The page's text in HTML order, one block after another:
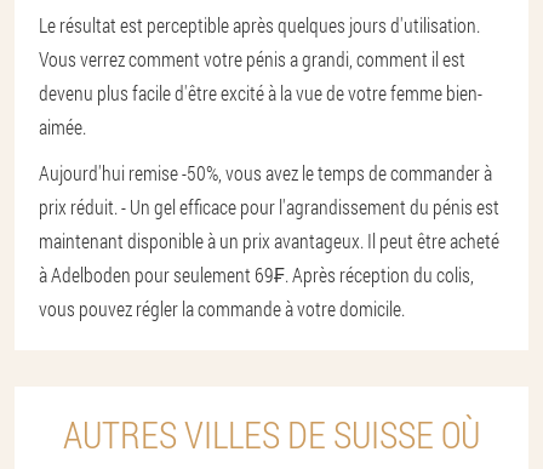
Le résultat est perceptible après quelques jours d'utilisation.
Vous verrez comment votre pénis a grandi, comment il est
devenu plus facile d'être excité à la vue de votre femme bien-
aimée.
Aujourd'hui remise -50%, vous avez le temps de commander à
prix réduit. - Un gel efficace pour l'agrandissement du pénis est
maintenant disponible à un prix avantageux. Il peut être acheté
à Adelboden pour seulement 69₣. Après réception du colis,
vous pouvez régler la commande à votre domicile.
AUTRES VILLES DE SUISSE OÙ